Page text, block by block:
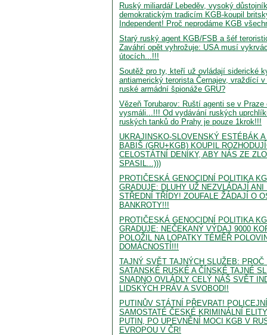
Ruský miliardář Lebeděv, vysoký
demokratickým tradicím KGB-koupil
Independent! Proč neprodáme KGB
Starý ruský agent KGB/FSB a šéf
Zaváhrí opět vyhrožuje: USA musí
útocích...!!!
Soutěž pro ty, kteří už ovládají siderické
antiamerický terorista Černajev, vraždící
ruské armádní špionáže GRU?
Vězeň Torubarov: Ruští agenti se v
vysmáli...!!! Od vydávání ruských
ruských tanků do Prahy je pouze 1krok!!!
UKRAJINSKO-SLOVENSKÝ ESTÉBÁK
BABIŠ (GRU+KGB) KOUPIL
CELOSTÁTNÍ DENÍKY, ABY NÁS ZE
SPASIL...)))
PROTIČESKÁ GENOCIDNÍ POLITIKA
GRADUJE: DLUHY UŽ NEZVLÁDAJÍ ANI
STŘEDNÍ TŘÍDY! ZOUFALE ŽÁDAJÍ O
BANKROTY!!!
PROTIČESKÁ GENOCIDNÍ POLITIKA
GRADUJE: NEČEKANÝ VÝDAJ 9000
POLOŽIL NA LOPATKY TÉMĚŘ
DOMÁCNOSTÍ!!!
TAJNÝ SVĚT TAJNÝCH SLUŽEB: PROČ
SATANSKÉ RUSKÉ A ČÍNSKÉ TAJNÉ
SNADNO OVLÁDLY CELÝ NÁŠ SVĚT
LIDSKÝCH PRÁV A SVOBOD!!
PUTINŮV STÁTNÍ PŘEVRAT!
SAMOSTATÉ ČESKÉ KRIMINÁLNÍ
PUTIN, PO UPEVNĚNÍ MOCI KGB V
EVROPOU V ČR!